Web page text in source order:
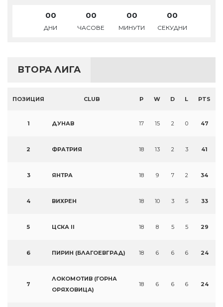
00
ДНИ
00
ЧАСОВЕ
00
МИНУТИ
00
СЕКУДНИ
ВТОРА ЛИГА
ПОЗИЦИЯ CLUB P W D L PTS
1 ДУНАВ 17 15 2 0 47
2 ФРАТРИЯ 18 13 2 3 41
3 ЯНТРА 18 9 7 2 34
4 ВИХРЕН 18 10 3 5 33
5 ЦСКА II 18 8 5 5 29
6 ПИРИН (БЛАГОЕВГРАД) 18 6 6 6 24
7
ЛОКОМОТИВ (ГОРНА
ОРЯХОВИЦА)
18 6 6 6 24